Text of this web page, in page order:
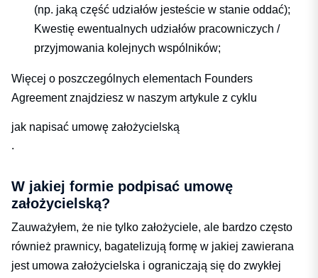
(np. jaką część udziałów jesteście w stanie oddać);
Kwestię ewentualnych udziałów pracowniczych /
przyjmowania kolejnych wspólników;
Więcej o poszczególnych elementach Founders
Agreement znajdziesz w naszym artykule z cyklu
jak napisać umowę założycielską
.
W jakiej formie podpisać umowę
założycielską?
Zauważyłem, że nie tylko założyciele, ale bardzo często
również prawnicy, bagatelizują formę w jakiej zawierana
jest umowa założycielska i ograniczają się do zwykłej